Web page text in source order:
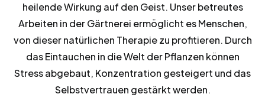
heilende Wirkung auf den Geist. Unser betreutes
Arbeiten in der Gärtnerei ermöglicht es Menschen,
von dieser natürlichen Therapie zu profitieren. Durch
das Eintauchen in die Welt der Pflanzen können
Stress abgebaut, Konzentration gesteigert und das
Selbstvertrauen gestärkt werden.